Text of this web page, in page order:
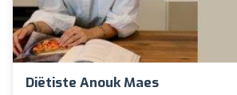
Diëtiste Anouk Maes